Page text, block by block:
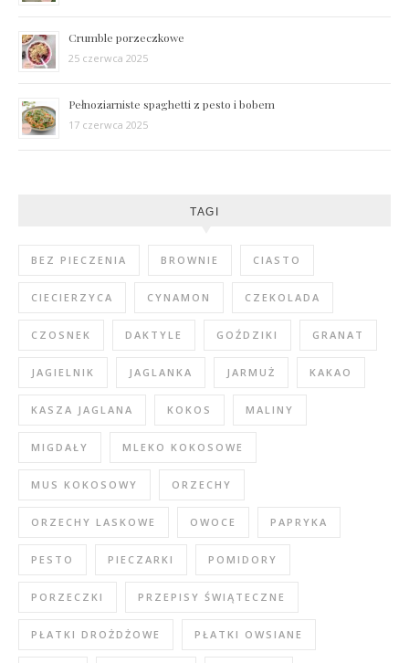
Crumble porzeczkowe
25 czerwca 2025
Pełnoziarniste spaghetti z pesto i bobem
17 czerwca 2025
TAGI
BEZ PIECZENIA BROWNIE CIASTO
CIECIERZYCA CYNAMON CZEKOLADA
CZOSNEK DAKTYLE GOŹDZIKI GRANAT
JAGIELNIK JAGLANKA JARMUŻ KAKAO
KASZA JAGLANA KOKOS MALINY
MIGDAŁY MLEKO KOKOSOWE
MUS KOKOSOWY ORZECHY
ORZECHY LASKOWE OWOCE PAPRYKA
PESTO PIECZARKI POMIDORY
PORZECZKI PRZEPISY ŚWIĄTECZNE
PŁATKI DROŻDŻOWE PŁATKI OWSIANE